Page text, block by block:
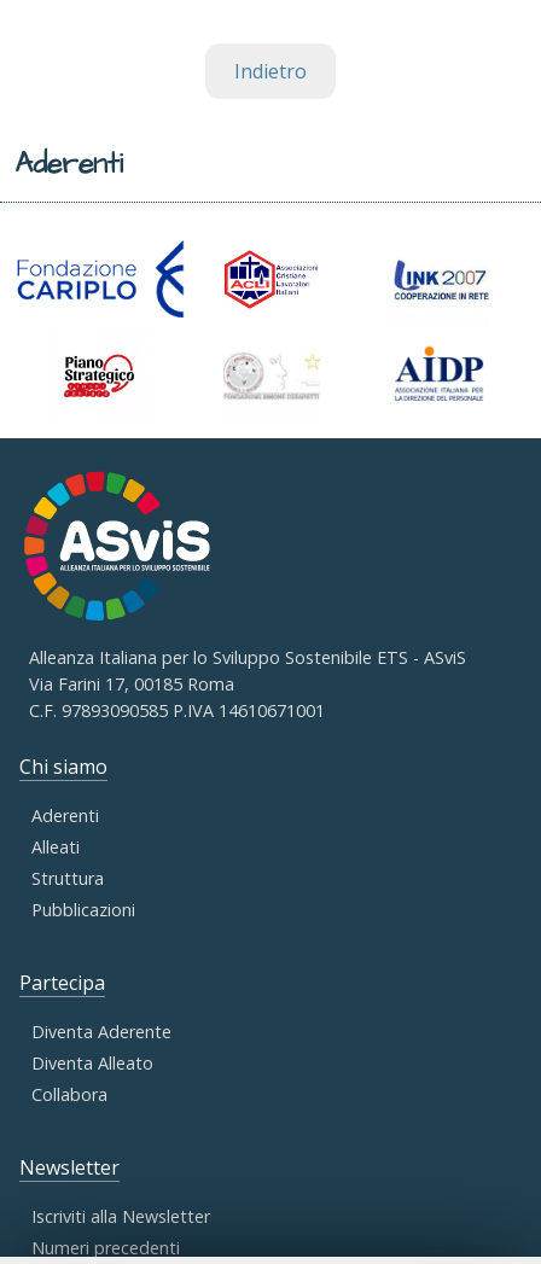
Indietro
Aderenti
Alleanza Italiana per lo Sviluppo Sostenibile ETS - ASviS
Via Farini 17, 00185 Roma
C.F. 97893090585 P.IVA 14610671001
Chi siamo
Aderenti
Alleati
Struttura
Pubblicazioni
Partecipa
Diventa Aderente
Diventa Alleato
Collabora
Newsletter
Iscriviti alla Newsletter
Numeri precedenti